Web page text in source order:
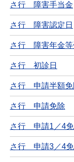
さ行 障害手当金
さ行 障害認定日
さ行 障害年金等
さ行 初診日
さ行 申請半額免
さ行 申請免除
さ行 申請1／4
さ行 申請3／4